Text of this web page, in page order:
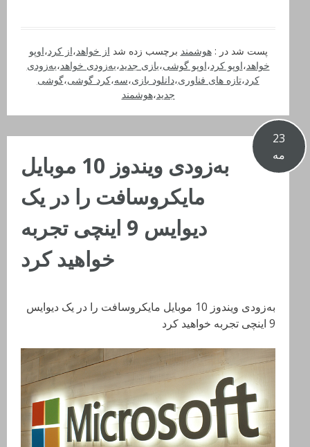
پست شد در :هوشمند برچسب زده شد از خواهد،از کرد،اوپو
خواهد،اوپو کرد،اوپو گوشی،بازی جدید،به‌زودی خواهد،به‌زودی
کرد،تازه های فناوری،دانلود بازی،سه،کرد گوشی،گوشی
جدید،هوشمند
23
مه
به‌زودی ویندوز 10 موبایل
مایکروسافت را در یک
دیوایس 9 اینچی تجربه
خواهید کرد
به‌زودی ویندوز 10 موبایل مایکروسافت را در یک دیوایس
9 اینچی تجربه خواهید کرد